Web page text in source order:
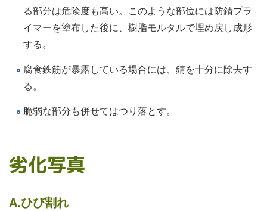
る部分は危険度も高い。このような部位には防錆プラ
イマーを塗布した後に、樹脂モルタルで埋め戻し成形
する。
腐食鉄筋が暴露している場合には、錆を十分に除去す
る。
脆弱な部分も併せてはつり落とす。
劣化写真
A.ひび割れ